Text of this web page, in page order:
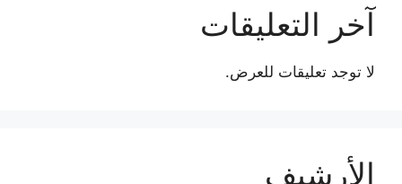
آخر التعليقات
لا توجد تعليقات للعرض.
الأرشيف